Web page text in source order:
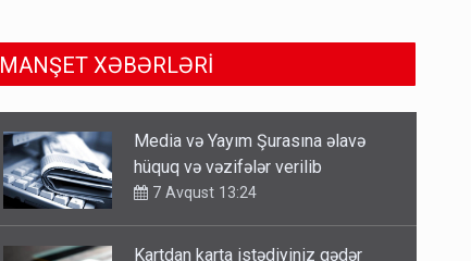
MANŞET XƏBƏRLƏRİ
Kartdan karta istədiyiniz qədər
köçürmə edə bilərsiniz - VİDEO
7 Avqust 11:06
Tərtərdəki hadisənin sirri açıldı: